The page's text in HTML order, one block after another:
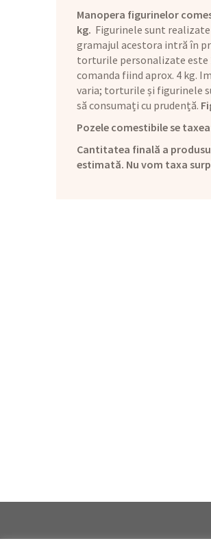
Manopera figurinelor
kg. Figurinele sunt
gramajul acestora intră în
torturile personalizate este
comanda fiind aprox. 4 kg.
varia; torturile și figurinele
să consumați cu prudență.
Pozele comestibile se
Cantitatea finală a
estimată. Nu vom taxa